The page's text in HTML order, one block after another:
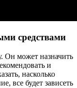
средствами
Он может назначить
и
насколько
все будет зависеть